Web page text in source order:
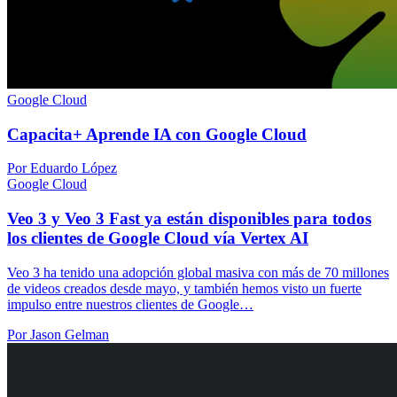
Google Cloud
Capacita+ Aprende IA con Google Cloud
Por Eduardo López
Google Cloud
Veo 3 y Veo 3 Fast ya están disponibles para todos
los clientes de Google Cloud vía Vertex AI
Veo 3 ha tenido una adopción global masiva con más de 70 millones
de videos creados desde mayo, y también hemos visto un fuerte
impulso entre nuestros clientes de Google…
Por Jason Gelman